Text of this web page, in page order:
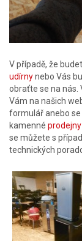
V případě, že
udírnynebo Vás
obraťte se na nás.
Vám na našich
formulář anebo
kamenné
se můžete s
technických